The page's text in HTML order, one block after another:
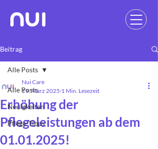
Beitrag
Alle Posts
Neuigkeiten
Pflege-Tipps
Alle Posts
Erhöhung der
Pflegeleistungen ab dem
01.01.2025!
Nui Care
19. März 2025 1 Min. Lesezeit